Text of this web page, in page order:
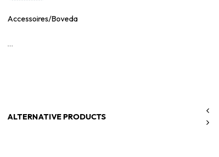
Accessoires/Boveda
...
ALTERNATIVE PRODUCTS